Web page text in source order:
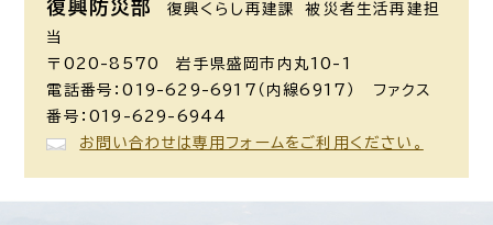
復興防災部
復興くらし再建課 被災者生活再建担
当
〒020-8570 岩手県盛岡市内丸10-1
電話番号：019-629-6917（内線6917） ファクス
番号：019-629-6944
お問い合わせは専用フォームをご利用ください。